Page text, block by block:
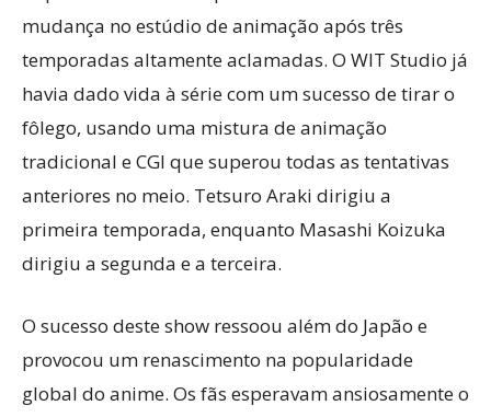
mudança no estúdio de animação após três
temporadas altamente aclamadas. O WIT Studio já
havia dado vida à série com um sucesso de tirar o
fôlego, usando uma mistura de animação
tradicional e CGI que superou todas as tentativas
anteriores no meio. Tetsuro Araki dirigiu a
primeira temporada, enquanto Masashi Koizuka
dirigiu a segunda e a terceira.
O sucesso deste show ressoou além do Japão e
provocou um renascimento na popularidade
global do anime. Os fãs esperavam ansiosamente o